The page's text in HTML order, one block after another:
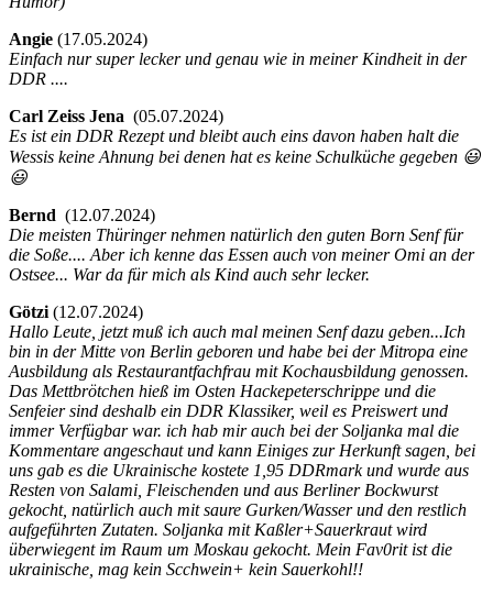
Angie (17.05.2024)
Einfach nur super lecker und genau wie in meiner Kindheit in der
DDR ....
Carl Zeiss Jena (05.07.2024)
Es ist ein DDR Rezept und bleibt auch eins davon haben halt die
Wessis keine Ahnung bei denen hat es keine Schulküche gegeben 😃
😃
Bernd (12.07.2024)
Die meisten Thüringer nehmen natürlich den guten Born Senf für
die Soße.... Aber ich kenne das Essen auch von meiner Omi an der
Ostsee... War da für mich als Kind auch sehr lecker.
Götzi (12.07.2024)
Hallo Leute, jetzt muß ich auch mal meinen Senf dazu geben...Ich
bin in der Mitte von Berlin geboren und habe bei der Mitropa eine
Ausbildung als Restaurantfachfrau mit Kochausbildung genossen.
Das Mettbrötchen hieß im Osten Hackepeterschrippe und die
Senfeier sind deshalb ein DDR Klassiker, weil es Preiswert und
immer Verfügbar war. ich hab mir auch bei der Soljanka mal die
Kommentare angeschaut und kann Einiges zur Herkunft sagen, bei
uns gab es die Ukrainische kostete 1,95 DDRmark und wurde aus
Resten von Salami, Fleischenden und aus Berliner Bockwurst
gekocht, natürlich auch mit saure Gurken/Wasser und den restlich
aufgeführten Zutaten. Soljanka mit Kaßler+Sauerkraut wird
überwiegent im Raum um Moskau gekocht. Mein Fav0rit ist die
ukrainische, mag kein Scchwein+ kein Sauerkohl!!